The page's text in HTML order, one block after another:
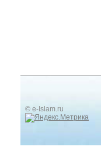
© e-Islam.ru